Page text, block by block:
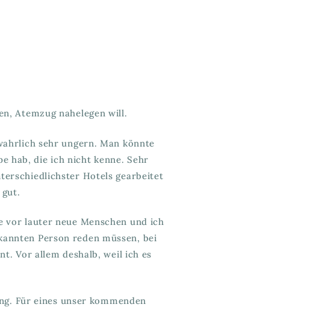
Atemzug nahelegen will.
sehr ungern. Man könnte
hab, die ich nicht kenne. Sehr
Hotels gearbeitet
gut.
vor lauter neue Menschen und ich
Person reden müssen, bei
Vor allem deshalb, weil ich es
Für eines unser kommenden